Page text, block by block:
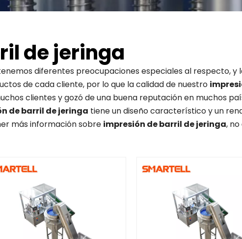
de jeringa
diferentes preocupaciones especiales al respecto, y
de cada cliente, por lo que la calidad de nuestro
clientes y gozó de una buena reputación en muchos
de barril de jeringa tiene un diseño característico y un
más información sobre impresión de barril de jeringa,